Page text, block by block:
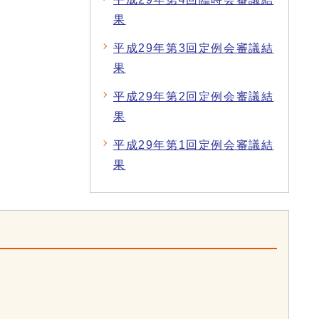
果
平成29年第3回定例会審議結
果
平成29年第2回定例会審議結
果
平成29年第1回定例会審議結
果